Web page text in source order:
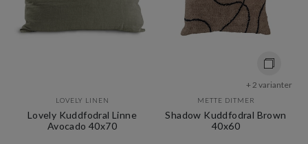
LOVELY LINEN
Lovely Kuddfodral Linne
Avocado 40x70
+ 2 varianter
METTE DITMER
Shadow Kuddfodral Brown
40x60